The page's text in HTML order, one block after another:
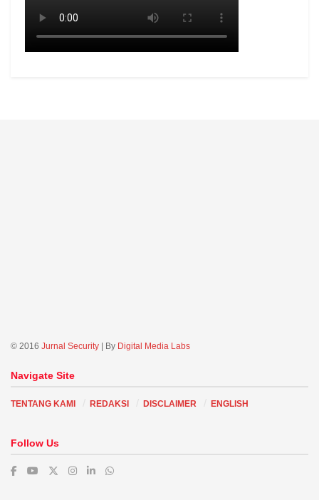
© 2016 Jurnal Security | By Digital Media Labs
Navigate Site
TENTANG KAMI REDAKSI DISCLAIMER ENGLISH
Follow Us